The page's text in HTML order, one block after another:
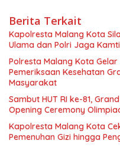
Berita Terkait
Kapolresta Malang Kota
Ulama dan Polri Jaga
Polresta Malang Kota
Pemeriksaan Kesehatan
Masyarakat
Sambut HUT RI ke-81,
Opening Ceremony
Kapolresta Malang Kota
Pemenuhan Gizi hingga